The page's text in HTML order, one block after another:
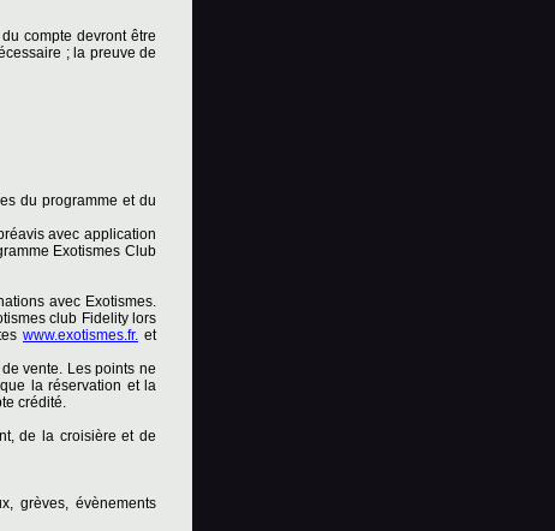
compte devront être
; la preuve de
du programme et du
avec application
Exotismes Club
avec Exotismes.
club Fidelity lors
www.exotismes.fr. et
vente. Les points ne
la réservation et la
crédité.
de la croisière et de
grèves, évènements